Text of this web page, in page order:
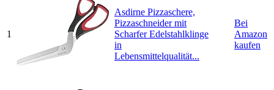
1
Asdirne Pizzaschere,
Pizzaschneider mit
Scharfer Edelstahlklinge
in
Lebensmittelqualität...
Bei
Amazon
kaufen